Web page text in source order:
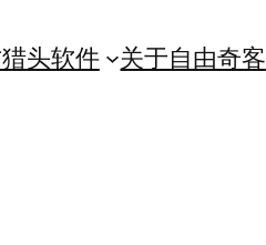
头软件 关于自由奇客